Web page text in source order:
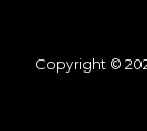
Copyright ©